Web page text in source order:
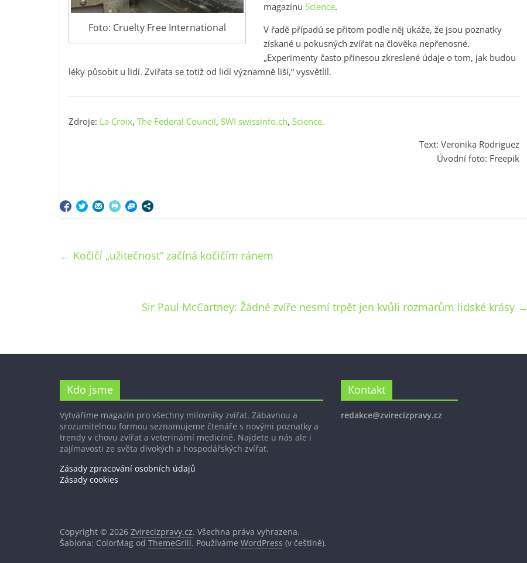
Foto: Cruelty Free International
magazínu Science.
V řadě případů se přitom podle něj ukáže, že jsou poznatky
získané u pokusných zvířat na člověka nepřenosné.
„Experimenty často přinesou zkreslené údaje o tom, jak budou
léky působit u lidí. Zvířata se totiž od lidí významně liší,“ vysvětlil.
Zdroje: La Croix, The Federal Council, SWI swissinfo.ch, Science.
Text: Veronika Rodriguez
Úvodní foto: Freepik
← Kočičí „užitečnost“ začíná kočičím ránem
Sir Paul McCartney: Žádné zvíře nesmí trpět jen kvůli rozmarům lidské krásy →
Kdo jsme
Vytváříme magazín pro všechny milovníky zvířat. Zábavnou a
srozumitelnou formou seznamujeme čtenáře s novými poznatky a
trendy v chovu zvířat a veterinární medicíně. Najdete u nás ale i
zajímavosti ze světa divokých a hospodářských zvířat.
Zásady zpracování osobních údajů
Zásady cookies
Kontakt
redakce@zvirecizpravy.cz
Copyright © 2026 Zvirecizpravy.cz. Všechna práva vyhrazena.
Šablona: ColorMag od ThemeGrill. Používáme WordPress (v češtině).